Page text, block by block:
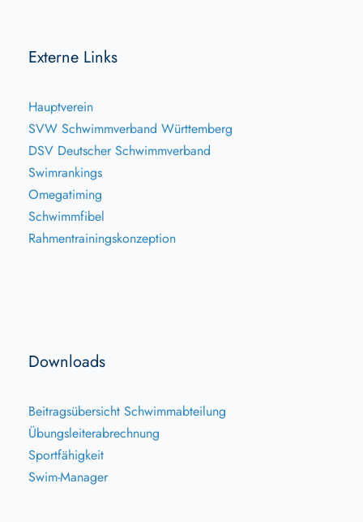
Externe Links
Hauptverein
SVW Schwimmverband Württemberg
DSV Deutscher Schwimmverband
Swimrankings
Omegatiming
Schwimmfibel
Rahmentrainingskonzeption
Downloads
Beitragsübersicht Schwimmabteilung
Übungsleiterabrechnung
Sportfähigkeit
Swim-Manager